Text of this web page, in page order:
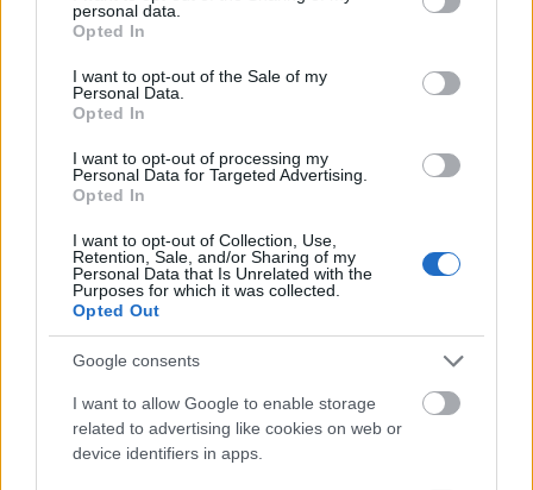
grant or deny consent to Google and its third-party tags to
use your data for below specified purposes in below Google
consent section.
personal data.
Opted In
I want to opt-out of the Sale of my
Personal Data.
Opted In
I want to opt-out of processing my
Personal Data for Targeted Advertising.
Opted In
I want to opt-out of Collection, Use,
Retention, Sale, and/or Sharing of my
Personal Data that Is Unrelated with the
Purposes for which it was collected.
Opted Out
Google consents
I want to allow Google to enable storage
related to advertising like cookies on web or
device identifiers in apps.
szabályzatot!
Országos hírek Duna hőség
vízgyűjtőjére
Országos hírek